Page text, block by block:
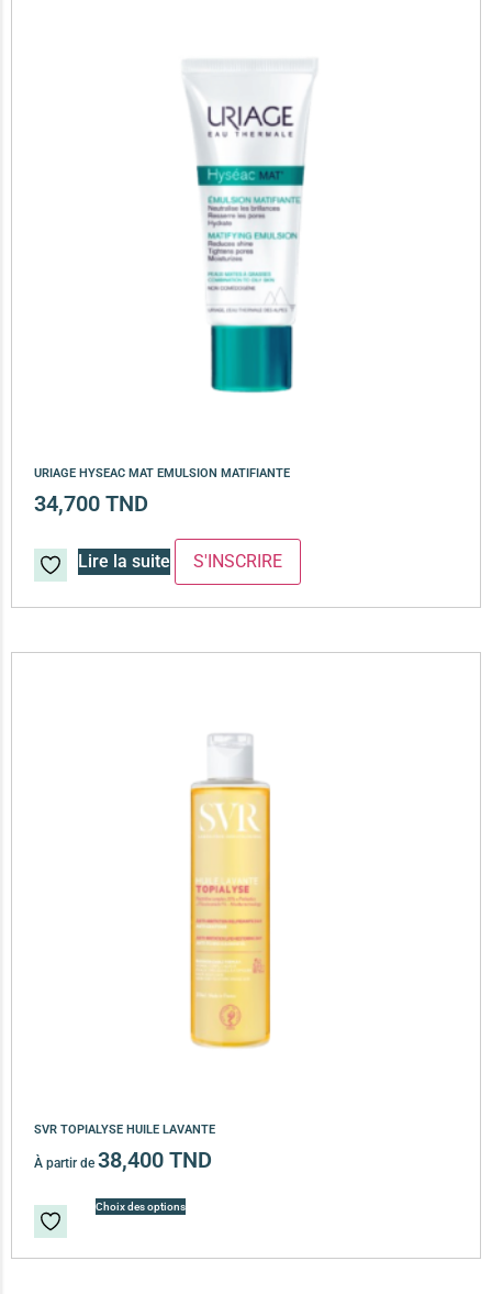
SVR TOPIALYSE HUILE LAVANTE
À partir de 38,400 TND
Choix des options
URIAGE HYSEAC MAT EMULSION MATIFIANTE
34,700 TND
Lire la suite